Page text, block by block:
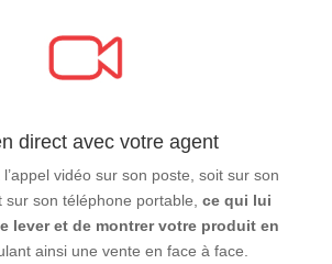
direct avec votre agent
l’appel vidéo sur son poste, soit sur son
sur son téléphone portable,ce qui lui
lever et de montrer votre produit en
ainsi une vente en face à face.